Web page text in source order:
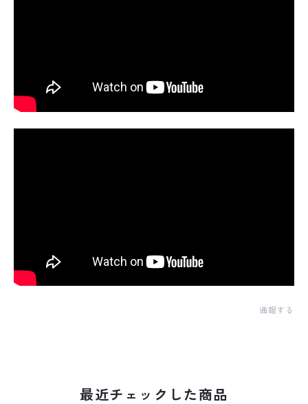
通報する
最近チェックした商品